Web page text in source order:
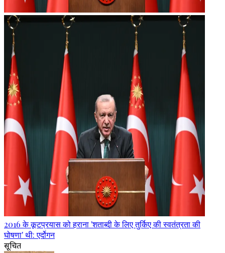
2016 के कूटप्रयास को हराना 'शताब्दी के लिए तुर्किए की स्वतंत्रता की
घोषणा' थी: एर्दोगन
सूचित